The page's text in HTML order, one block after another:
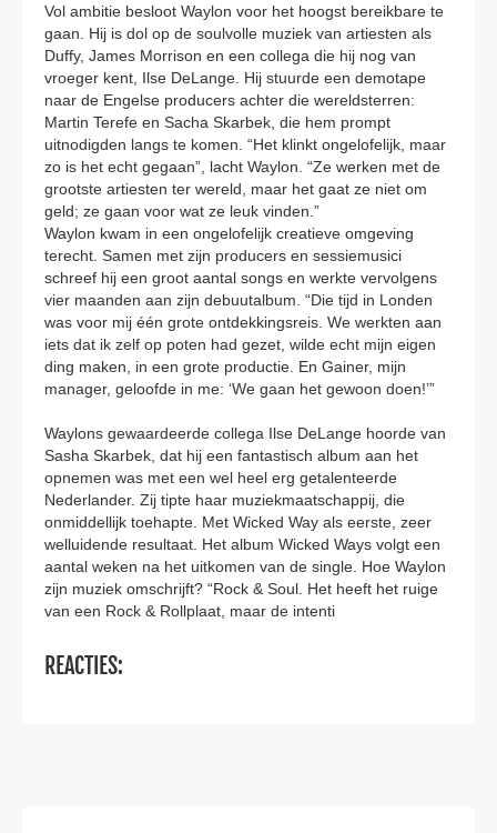
Vol ambitie besloot Waylon voor het hoogst bereikbare te
gaan. Hij is dol op de soulvolle muziek van artiesten als
Duffy, James Morrison en een collega die hij nog van
vroeger kent, Ilse DeLange. Hij stuurde een demotape
naar de Engelse producers achter die wereldsterren:
Martin Terefe en Sacha Skarbek, die hem prompt
uitnodigden langs te komen. “Het klinkt ongelofelijk, maar
zo is het echt gegaan”, lacht Waylon. “Ze werken met de
grootste artiesten ter wereld, maar het gaat ze niet om
geld; ze gaan voor wat ze leuk vinden.”
Waylon kwam in een ongelofelijk creatieve omgeving
terecht. Samen met zijn producers en sessiemusici
schreef hij een groot aantal songs en werkte vervolgens
vier maanden aan zijn debuutalbum. “Die tijd in Londen
was voor mij één grote ontdekkingsreis. We werkten aan
iets dat ik zelf op poten had gezet, wilde echt mijn eigen
ding maken, in een grote productie. En Gainer, mijn
manager, geloofde in me: ‘We gaan het gewoon doen!’”
Waylons gewaardeerde collega Ilse DeLange hoorde van
Sasha Skarbek, dat hij een fantastisch album aan het
opnemen was met een wel heel erg getalenteerde
Nederlander. Zij tipte haar muziekmaatschappij, die
onmiddellijk toehapte. Met Wicked Way als eerste, zeer
welluidende resultaat. Het album Wicked Ways volgt een
aantal weken na het uitkomen van de single. Hoe Waylon
zijn muziek omschrijft? “Rock & Soul. Het heeft het ruige
van een Rock & Rollplaat, maar de intenti
REACTIES: